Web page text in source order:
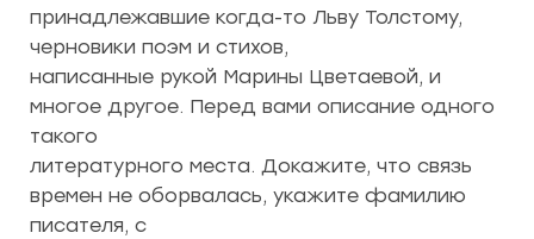
принадлежавшие когда-то Льву Толстому,
черновики поэм и стихов,
написанные рукой Марины Цветаевой, и
многое другое. Перед вами описание одного
такого
литературного места. Докажите, что связь
времен не оборвалась, укажите фамилию
писателя, с